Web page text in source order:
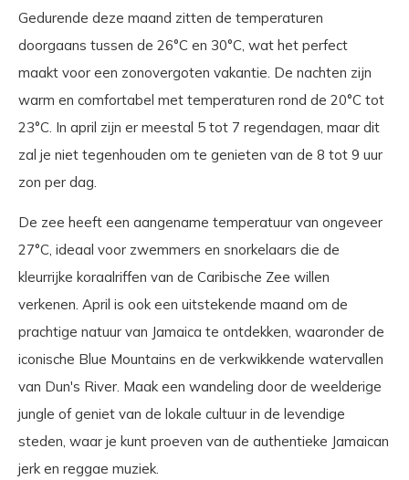
Gedurende deze maand zitten de temperaturen
doorgaans tussen de 26°C en 30°C, wat het perfect
maakt voor een zonovergoten vakantie. De nachten zijn
warm en comfortabel met temperaturen rond de 20°C tot
23°C. In april zijn er meestal 5 tot 7 regendagen, maar dit
zal je niet tegenhouden om te genieten van de 8 tot 9 uur
zon per dag.
De zee heeft een aangename temperatuur van ongeveer
27°C, ideaal voor zwemmers en snorkelaars die de
kleurrijke koraalriffen van de Caribische Zee willen
verkenen. April is ook een uitstekende maand om de
prachtige natuur van Jamaica te ontdekken, waaronder de
iconische Blue Mountains en de verkwikkende watervallen
van Dun's River. Maak een wandeling door de weelderige
jungle of geniet van de lokale cultuur in de levendige
steden, waar je kunt proeven van de authentieke Jamaican
jerk en reggae muziek.